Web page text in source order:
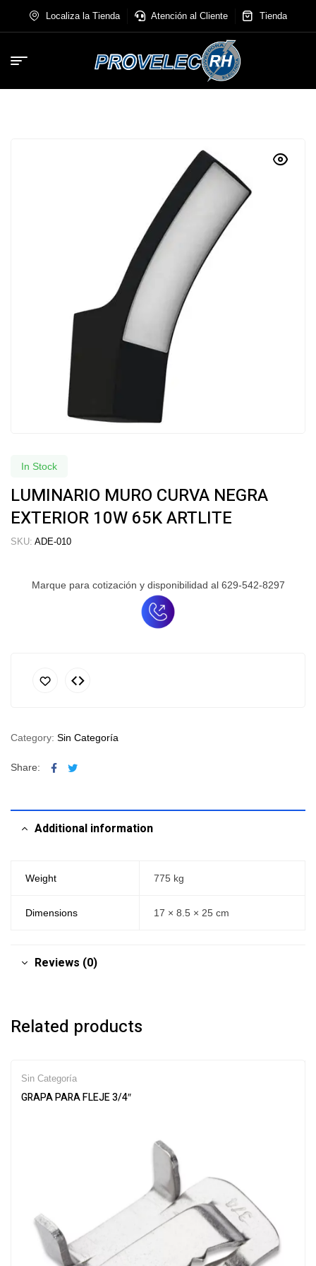
Localiza la Tienda Atención al Cliente Tienda
In Stock
LUMINARIO MURO CURVA NEGRA
EXTERIOR 10W 65K ARTLITE
SKU: ADE-010
Marque para cotización y disponibilidad al 629-542-8297
Category: Sin Categoría
Share: Facebook
Twitter
Additional information
Weight 775 kg
Dimensions 17 × 8.5 × 25 cm
Reviews (0)
Related products
Sin Categoría
GRAPA PARA FLEJE 3/4″